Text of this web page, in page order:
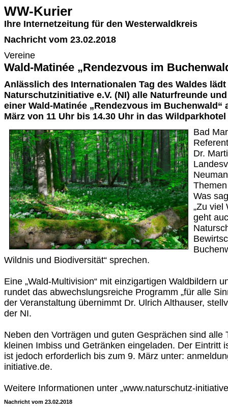
WW-Kurier
Ihre Internetzeitung für den Westerwaldkreis
Nachricht vom 23.02.2018
Vereine
Wald-Matinée „Rendezvous im
Anlässlich des Internationalen Tag des Waldes lädt
Naturschutzinitiative e.V. (NI) alle Naturfreunde
einer Wald-Matinée „Rendezvous im Buchenwald“
März von 11 Uhr bis 14.30 Uhr in das
Bad
Dr.
Was
„Zu viel
geht
Wildnis und Biodiversität“ sprechen.
Eine „Wald-Multivision“ mit einzigartigen Waldbildern
rundet das abwechslungsreiche Programm „für alle
der Veranstaltung übernimmt Dr. Ulrich Althauser,
der NI.
Neben den Vorträgen und guten Gesprächen sind alle
kleinen Imbiss und Getränken eingeladen. Der Eintritt
ist jedoch erforderlich bis zum 9. März unter:
initiative.de.
Weitere Informationen unter „www.naturschutz-
Nachricht vom 23.02.2018